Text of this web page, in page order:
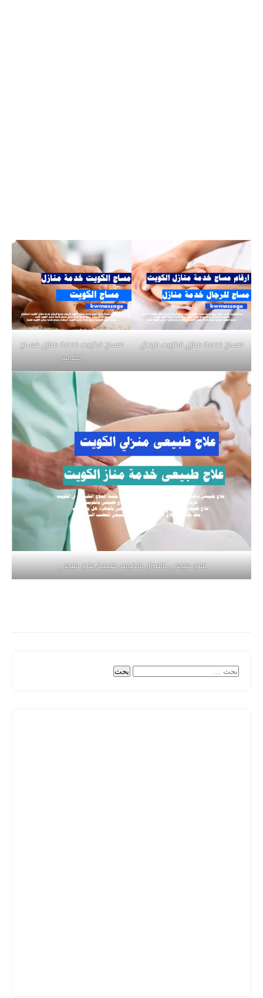
مساج خدمة منازل الكويت للرجال
مساج الكويت خدمة منازل مساج
الكويت
علاج طبيعي بالمنزل بالكويت فلبينية علاج طبيعي
البحث